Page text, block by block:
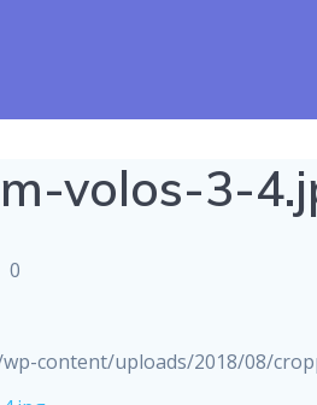
volos-3-
0
content/uploads/2018/08/